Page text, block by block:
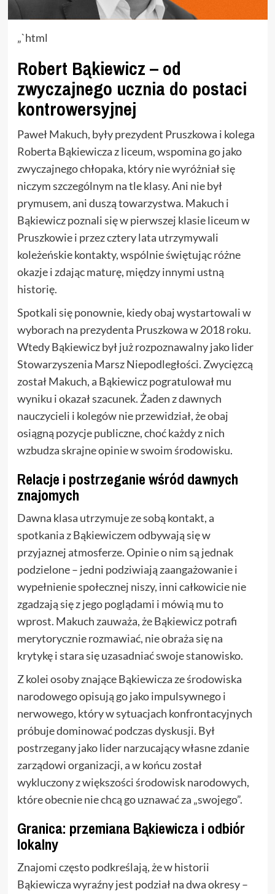
„`html
Robert Bąkiewicz – od
zwyczajnego ucznia do postaci
kontrowersyjnej
Paweł Makuch, były prezydent Pruszkowa i kolega
Roberta Bąkiewicza z liceum, wspomina go jako
zwyczajnego chłopaka, który nie wyróżniał się
niczym szczególnym na tle klasy. Ani nie był
prymusem, ani duszą towarzystwa. Makuch i
Bąkiewicz poznali się w pierwszej klasie liceum w
Pruszkowie i przez cztery lata utrzymywali
koleżeńskie kontakty, wspólnie świętując różne
okazje i zdając maturę, między innymi ustną
historię.
Spotkali się ponownie, kiedy obaj wystartowali w
wyborach na prezydenta Pruszkowa w 2018 roku.
Wtedy Bąkiewicz był już rozpoznawalny jako lider
Stowarzyszenia Marsz Niepodległości. Zwycięzcą
został Makuch, a Bąkiewicz pogratulował mu
wyniku i okazał szacunek. Żaden z dawnych
nauczycieli i kolegów nie przewidział, że obaj
osiągną pozycje publiczne, choć każdy z nich
wzbudza skrajne opinie w swoim środowisku.
Relacje i postrzeganie wśród dawnych
znajomych
Dawna klasa utrzymuje ze sobą kontakt, a
spotkania z Bąkiewiczem odbywają się w
przyjaznej atmosferze. Opinie o nim są jednak
podzielone – jedni podziwiają zaangażowanie i
wypełnienie społecznej niszy, inni całkowicie nie
zgadzają się z jego poglądami i mówią mu to
wprost. Makuch zauważa, że Bąkiewicz potrafi
merytorycznie rozmawiać, nie obraża się na
krytykę i stara się uzasadniać swoje stanowisko.
Z kolei osoby znające Bąkiewicza ze środowiska
narodowego opisują go jako impulsywnego i
nerwowego, który w sytuacjach konfrontacyjnych
próbuje dominować podczas dyskusji. Był
postrzegany jako lider narzucający własne zdanie
zarządowi organizacji, a w końcu został
wykluczony z większości środowisk narodowych,
które obecnie nie chcą go uznawać za „swojego”.
Granica: przemiana Bąkiewicza i odbiór
lokalny
Znajomi często podkreślają, że w historii
Bąkiewicza wyraźny jest podział na dwa okresy –